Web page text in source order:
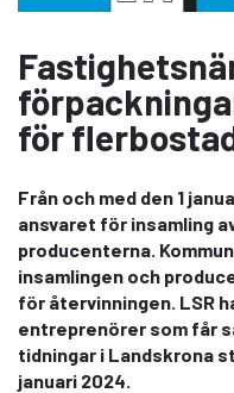
för
Från och med den 1
ansvaret för insamling
producenterna.
insamlingen och
för återvinningen. LSR
entreprenörer som får
tidningar i Landskrona
januari 2024.